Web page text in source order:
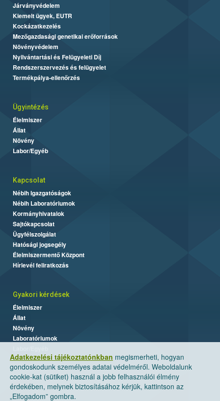
Adatkezelési tájékoztatónkban megismerheti, hogyan
gondoskodunk személyes adatai védelméről. Weboldalunk
cookie-kat (sütiket) használ a jobb felhasználói élmény
érdekében, melynek biztosításához kérjük, kattintson az
„Elfogadom” gombra.
Járványvédelem
Kiemelt ügyek, EUTR
Kockázatkezelés
Mezőgazdasági genetikai erőforrások
Növényvédelem
Nyilvántartási és Felügyeleti Díj
Rendszerszervezés és felügyelet
Termékpálya-ellenőrzés
Ügyintézés
Élelmiszer
Állat
Növény
Labor/Egyéb
Kapcsolat
Nébih Igazgatóságok
Nébih Laboratóriumok
Kormányhivatalok
Sajtókapcsolat
Ügyfélszolgálat
Hatósági jogsegély
Élelmiszermentő Központ
Hírlevél feliratkozás
Gyakori kérdések
Élelmiszer
Állat
Növény
Laboratóriumok